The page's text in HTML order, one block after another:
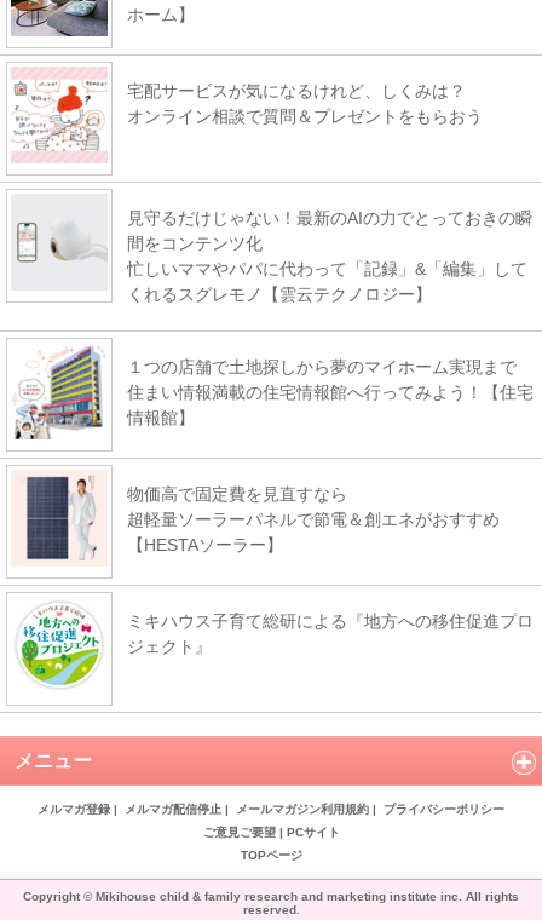
ホーム】
宅配サービスが気になるけれど、しくみは？
オンライン相談で質問＆プレゼントをもらおう
見守るだけじゃない！最新のAIの力でとっておきの瞬
間をコンテンツ化
忙しいママやパパに代わって「記録」&「編集」して
くれるスグレモノ【雲云テクノロジー】
１つの店舗で土地探しから夢のマイホーム実現まで
住まい情報満載の住宅情報館へ行ってみよう！【住宅
情報館】
物価高で固定費を見直すなら
超軽量ソーラーパネルで節電＆創エネがおすすめ
【HESTAソーラー】
ミキハウス子育て総研による『地方への移住促進プロ
ジェクト』
メニュー
メルマガ登録 | メルマガ配信停止 | メールマガジン利用規約 | プライバシーポリシー
ご意見ご要望| PCサイト
TOPページ
Copyright © Mikihouse child & family research and marketing institute inc. All rights
reserved.